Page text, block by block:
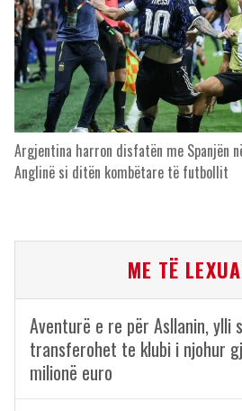
Argjentina harron disfatën me Spanjën
Anglinë si ditën kombëtare të futbollit
ME TË
Aventurë e re për Asllanin, ylli
transferohet te klubi i njohur
milionë euro